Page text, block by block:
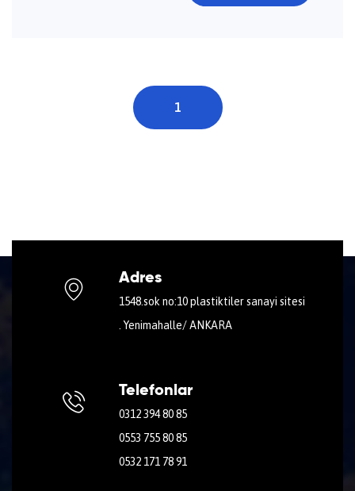
1
Adres
1548.sok no:10 plastiktiler sanayi sitesi
. Yenimahalle/ ANKARA
Telefonlar
0312 394 80 85
0553 755 80 85
0532 171 78 91